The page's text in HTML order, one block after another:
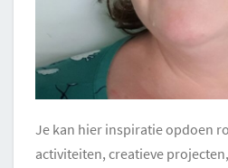
Je kan hier inspiratie opdoen
activiteiten, creatieve